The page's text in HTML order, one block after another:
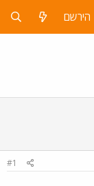
הירשם
#1